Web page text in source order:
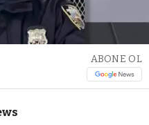
ABONE OL